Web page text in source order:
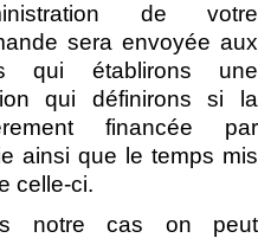
de votre
sera envoyée aux
qui établirons une
qui définirons si la
financée par
ainsi que le temps mis
celle-ci.
notre cas on peut